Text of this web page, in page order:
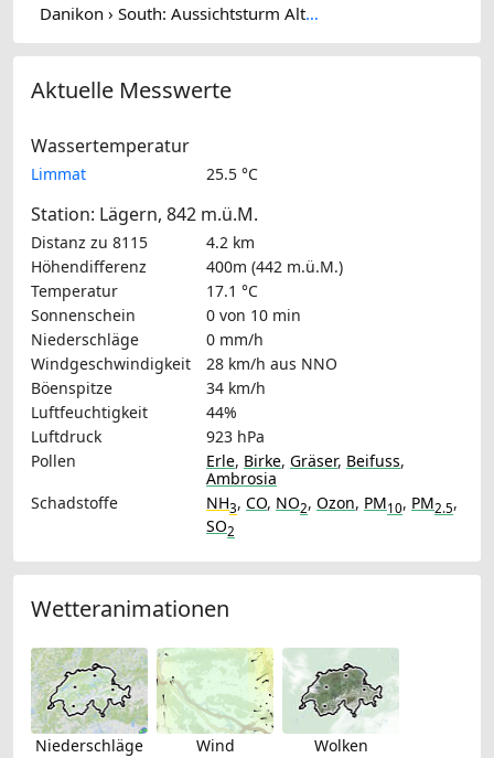
Danikon › South: Aussichtsturm Altberg - Geroldswil
Aktuelle Messwerte
Wassertemperatur
Limmat 25.5 °C
Station: Lägern, 842 m.ü.M.
Distanz zu 8115
4.2 km
Höhendifferenz
400m (442 m.ü.M.)
Temperatur
17.1 °C
Sonnenschein
0 von 10 min
Niederschläge
0 mm/h
Windgeschwindigkeit
28 km/h aus NNO
Böenspitze
34 km/h
Luftfeuchtigkeit
44%
Luftdruck
923 hPa
Pollen
Erle, Birke, Gräser, Beifuss,
Ambrosia
Schadstoffe
NH3, CO, NO2, Ozon, PM10, PM2.5,
SO2
Wetteranimationen
Niederschläge Wind Wolken